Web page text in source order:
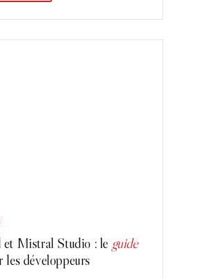
Mistral Studio : le guide
développeurs